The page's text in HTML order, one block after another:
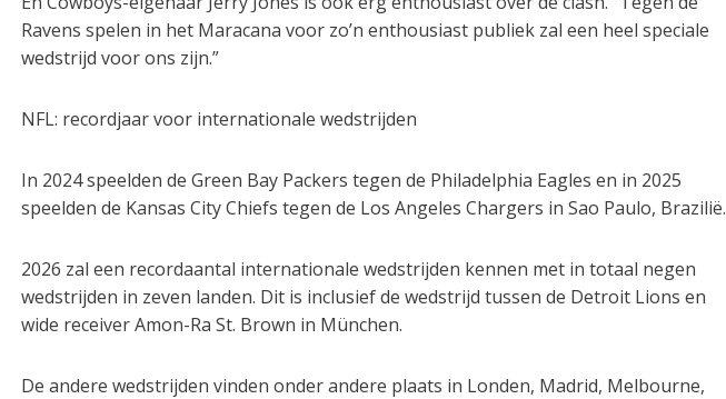
Ravens spelen in het Maracana voor zo’n enthousiast publiek zal een heel speciale
wedstrijd voor ons zijn.”
NFL: recordjaar voor internationale wedstrijden
In 2024 speelden de Green Bay Packers tegen de Philadelphia Eagles en in 2025
speelden de Kansas City Chiefs tegen de Los Angeles Chargers in Sao Paulo, Brazilië.
2026 zal een recordaantal internationale wedstrijden kennen met in totaal negen
wedstrijden in zeven landen. Dit is inclusief de wedstrijd tussen de Detroit Lions en
wide receiver Amon-Ra St. Brown in München.
De andere wedstrijden vinden onder andere plaats in Londen, Madrid, Melbourne,